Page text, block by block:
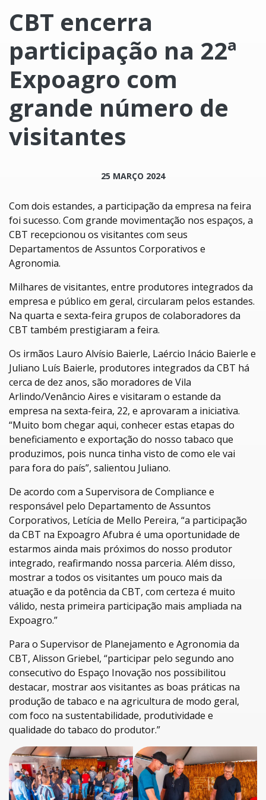
CBT encerra
participação na 22ª
Expoagro com
grande número de
visitantes
25 MARÇO 2024
Com dois estandes, a participação da empresa na feira
foi sucesso. Com grande movimentação nos espaços, a
CBT recepcionou os visitantes com seus
Departamentos de Assuntos Corporativos e
Agronomia.
Milhares de visitantes, entre produtores integrados da
empresa e público em geral, circularam pelos estandes.
Na quarta e sexta-feira grupos de colaboradores da
CBT também prestigiaram a feira.
Os irmãos Lauro Alvísio Baierle, Laércio Inácio Baierle e
Juliano Luís Baierle, produtores integrados da CBT há
cerca de dez anos, são moradores de Vila
Arlindo/Venâncio Aires e visitaram o estande da
empresa na sexta-feira, 22, e aprovaram a iniciativa.
“Muito bom chegar aqui, conhecer estas etapas do
beneficiamento e exportação do nosso tabaco que
produzimos, pois nunca tinha visto de como ele vai
para fora do país”, salientou Juliano.
De acordo com a Supervisora de Compliance e
responsável pelo Departamento de Assuntos
Corporativos, Letícia de Mello Pereira, “a participação
da CBT na Expoagro Afubra é uma oportunidade de
estarmos ainda mais próximos do nosso produtor
integrado, reafirmando nossa parceria. Além disso,
mostrar a todos os visitantes um pouco mais da
atuação e da potência da CBT, com certeza é muito
válido, nesta primeira participação mais ampliada na
Expoagro.”
Para o Supervisor de Planejamento e Agronomia da
CBT, Alisson Griebel, “participar pelo segundo ano
consecutivo do Espaço Inovação nos possibilitou
destacar, mostrar aos visitantes as boas práticas na
produção de tabaco e na agricultura de modo geral,
com foco na sustentabilidade, produtividade e
qualidade do tabaco do produtor.”